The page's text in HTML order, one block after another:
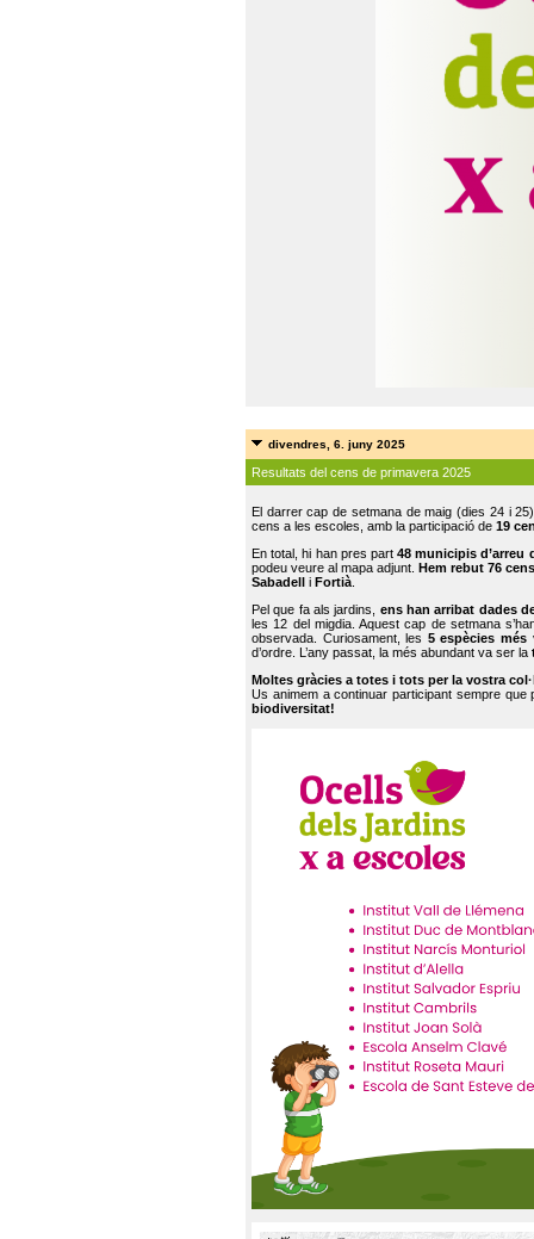
divendres, 6. juny 2025
Resultats del cens de primavera 2025
El darrer cap de setmana de maig (dies 24 i
cens a les escoles, amb la participació de 19
En total, hi han pres part48 municipis d’arreu
podeu veure al mapa adjunt. Hem rebut 76
Sabadell
i Fortià.
Pel que fa als jardins, ens han arribat dades
les 12 del migdia. Aquest cap de setmana
observada. Curiosament, les 5 espècies més
d’ordre. L’any passat, la més abundant va ser la
Moltes gràcies a totes i tots per la vostra
Us animem a continuar participant sempre que
biodiversitat!